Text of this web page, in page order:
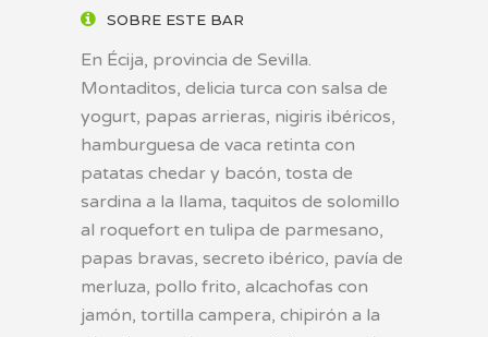
SOBRE ESTE BAR
En Écija, provincia de Sevilla.
Montaditos, delicia turca con salsa de
yogurt, papas arrieras, nigiris ibéricos,
hamburguesa de vaca retinta con
patatas chedar y bacón, tosta de
sardina a la llama, taquitos de solomillo
al roquefort en tulipa de parmesano,
papas bravas, secreto ibérico, pavía de
merluza, pollo frito, alcachofas con
jamón, tortilla campera, chipirón a la